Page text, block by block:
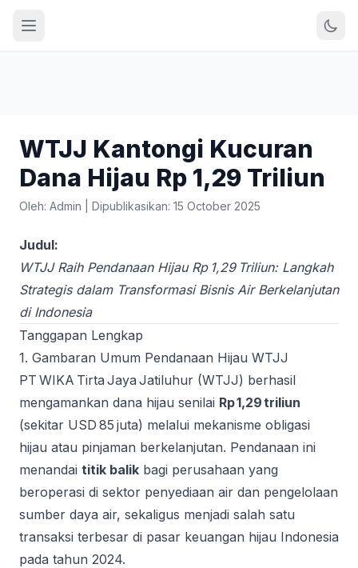
WTJJ Kantongi Kucuran
Dana Hijau Rp 1,29 Triliun
Oleh: Admin Dipublikasikan: 15 October 2025
Judul:
WTJJ Raih Pendanaan Hijau Rp 1,29 Triliun: Langkah
Strategis dalam Transformasi Bisnis Air Berkelanjutan
di Indonesia
Tanggapan Lengkap
1. Gambaran Umum Pendanaan Hijau WTJJ
PT WIKA Tirta Jaya Jatiluhur (WTJJ) berhasil
mengamankan dana hijau senilai Rp 1,29 triliun
(sekitar USD 85 juta) melalui mekanisme obligasi
hijau atau pinjaman berkelanjutan. Pendanaan ini
menandai titik balik bagi perusahaan yang
beroperasi di sektor penyediaan air dan pengelolaan
sumber daya air, sekaligus menjadi salah satu
transaksi terbesar di pasar keuangan hijau Indonesia
pada tahun 2024.